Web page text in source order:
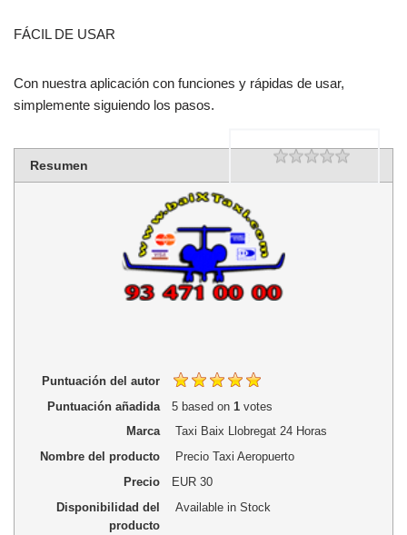
FÁCIL DE USAR
Con nuestra aplicación con funciones y rápidas de usar,
simplemente siguiendo los pasos.
Resumen
Rating
Puntuación del autor
Puntuación añadida
5based on 1votes
Marca
Taxi Baix Llobregat 24 Horas
Nombre del producto
Precio Taxi Aeropuerto
Precio
EUR30
Disponibilidad del
producto
Available in Stock